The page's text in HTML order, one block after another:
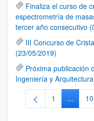
Finaliza el curso de
espectrometría de
tercer año consecutivo
III Concurso de
(23/05/2019)
Próxima publicación
Ingeniería y
Página
1 ... 10